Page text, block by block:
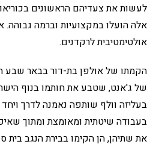
לעשות את צעדיהם הראשונים
אלה הועלו במקצועיות וברמה
אולטימטיבית לרקדנים.
הקמתו של אולפן בת-דור בבאר שבע
של ג'אנט, שטבע את חותמו בנוף
בעליזה וולף שותפה נאמנה לדרך
בעבודה שיטתית ומאומצת ומתוך
את שתיהן, הן הקימו בבירת הנגב